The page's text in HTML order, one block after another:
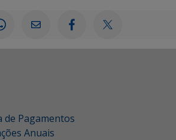
de Pagamentos
Anuais